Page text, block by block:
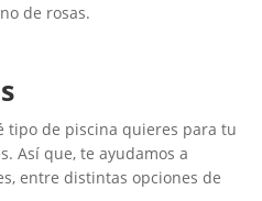
de rosas.
tipo de piscina quieres para tu
Así que, te ayudamos a
entre distintas opciones de